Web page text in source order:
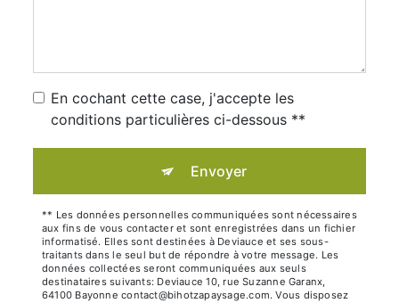
En cochant cette case, j'accepte les
conditions particulières ci-dessous **
Envoyer
** Les données personnelles communiquées sont nécessaires
aux fins de vous contacter et sont enregistrées dans un fichier
informatisé. Elles sont destinées à Deviauce et ses sous-
traitants dans le seul but de répondre à votre message. Les
données collectées seront communiquées aux seuls
destinataires suivants: Deviauce 10, rue Suzanne Garanx,
64100 Bayonne contact@bihotzapaysage.com. Vous disposez